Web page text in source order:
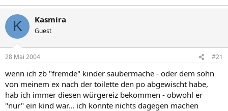
K Kasmira
Guest
28 Mai 2004 #21
wenn ich zb "fremde" kinder saubermache - oder dem sohn
von meinem ex nach der toilette den po abgewischt habe,
hab ich immer diesen würgereiz bekommen - obwohl er
"nur" ein kind war... ich konnte nichts dagegen machen